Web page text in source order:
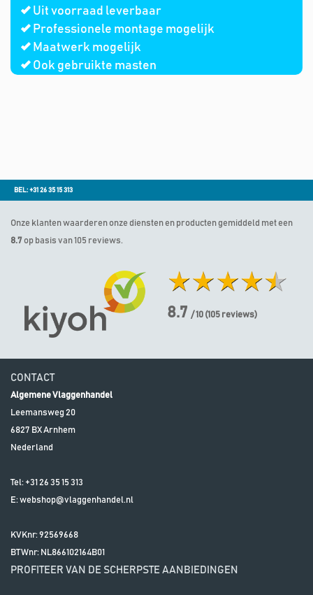
Uit voorraad leverbaar
Professionele montage mogelijk
Maatwerk mogelijk
Ook gebruikte masten
BEL: +31 26 35 15 313
Onze klanten waarderen onze diensten en producten gemiddeld met een
8.7 op basis van 105 reviews.
8.7 / 10 (105 reviews)
CONTACT
Algemene Vlaggenhandel
Leemansweg 20
6827 BXArnhem
Nederland
Tel: +31 26 35 15 313
E:webshop@vlaggenhandel.nl
KVKnr: 92569668
BTWnr: NL866102164B01
PROFITEER VAN DE SCHERPSTE AANBIEDINGEN